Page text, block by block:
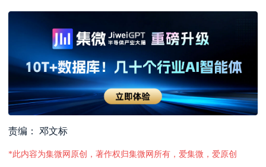
责编： 邓文标
*此内容为集微网原创，著作权归集微网所有，爱集微，爱原创